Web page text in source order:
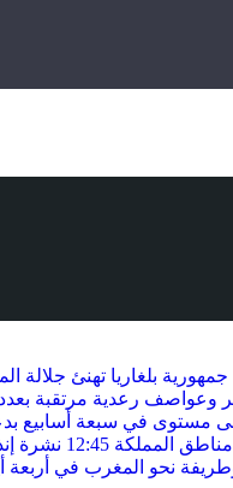
بلغاريا تهنئ جلالة
وعواصف رعدية مرتقبة بعدد
مستوى في سبعة أسابيع
المملكة 12:45 نشرة